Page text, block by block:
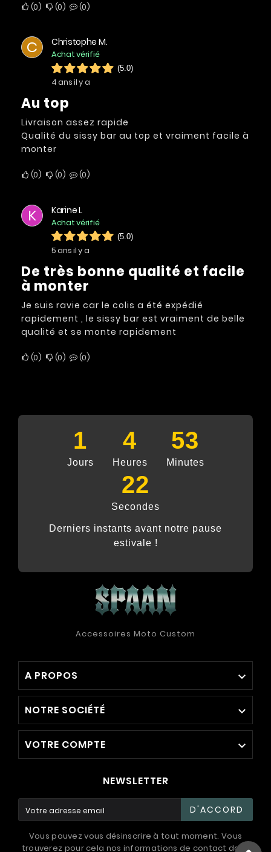
0 0 0
C Christophe M.
Achat vérifié
(5.0)
4 ans il y a
Au top
Livraison assez rapide
Qualité du sissy bar au top et vraiment facile à
monter
0 0 0
K Karine L
Achat vérifié
(5.0)
5 ans il y a
De très bonne qualité et facile
à monter
Je suis ravie car le colis a été expédié
rapidement , le sissy bar est vraiment de belle
qualité et se monte rapidement
0 0 0
1
Jours
4
Heures
53
Minutes
21
Secondes
Derniers instants avant notre pause
estivale !
Accessoires Moto Custom
A PROPOS 
NOTRE SOCIÉTÉ 
VOTRE COMPTE 
NEWSLETTER
D'ACCORD
Vous pouvez vous désinscrire à tout moment. Vous
trouverez pour cela nos informations de contact dans